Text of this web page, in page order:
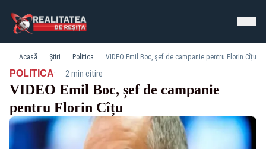
Acasă Știri Politica VIDEO Emil Boc, șef de campanie pentru Florin Cîțu
POLITICA· 2 min citire
VIDEO Emil Boc, șef de campanie
pentru Florin Cîțu